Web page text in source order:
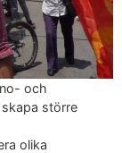
och
skapa större
olika